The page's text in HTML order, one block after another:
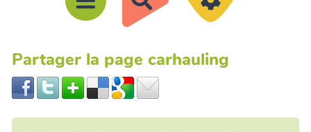
e
h
e
r
c
Partager la page carhauling